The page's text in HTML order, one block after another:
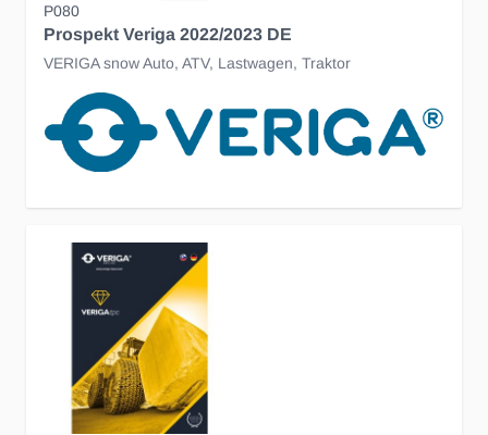
P080
Prospekt Veriga 2022/2023 DE
VERIGA snow Auto, ATV, Lastwagen, Traktor